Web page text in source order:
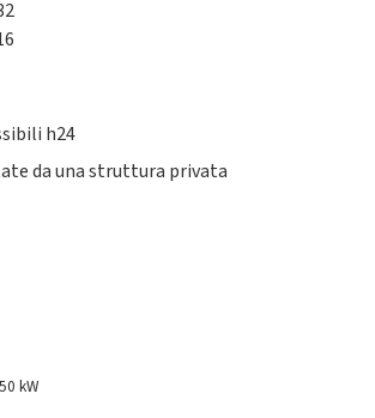
h24
da una struttura privata
kW